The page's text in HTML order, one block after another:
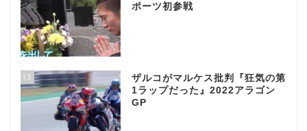
ポーツ初参戦
13
ザルコがマルケス批判『狂気の第
1ラップだった』2022アラゴン
GP